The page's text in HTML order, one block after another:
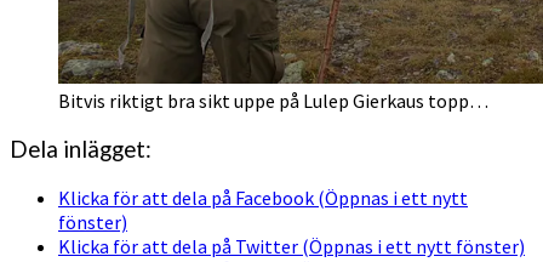
Bitvis riktigt bra sikt uppe på Lulep Gierkaus topp…
Dela inlägget:
Klicka för att dela på Facebook (Öppnas i ett nytt
fönster)
Klicka för att dela på Twitter (Öppnas i ett nytt fönster)